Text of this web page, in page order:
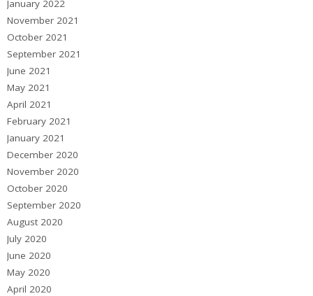
January 2022
November 2021
October 2021
September 2021
June 2021
May 2021
April 2021
February 2021
January 2021
December 2020
November 2020
October 2020
September 2020
August 2020
July 2020
June 2020
May 2020
April 2020